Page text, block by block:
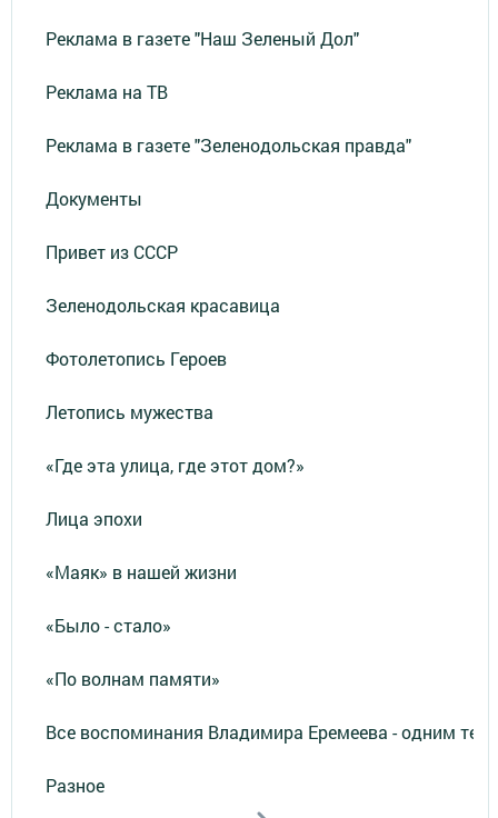
Реклама в газете "Наш Зеленый Дол"
Реклама на ТВ
Реклама в газете "Зеленодольская правда"
Документы
Привет из СССР
Зеленодольская красавица
Фотолетопись Героев
Летопись мужества
«Где эта улица, где этот дом?»
Лица эпохи
«Маяк» в нашей жизни
«Было - стало»
«По волнам памяти»
Все воспоминания Владимира Еремеева - одним
Разное